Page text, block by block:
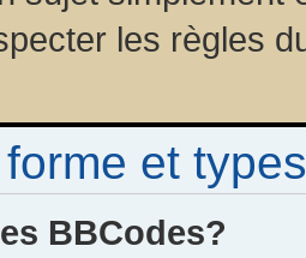
les règles
et
BBCodes?